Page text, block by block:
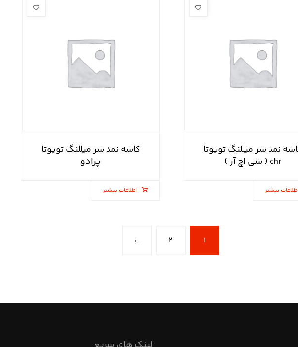
نمد سر میللنگ تویوتا
chr ( سی اچ آر )
اطلاعات بیشتر
کاسه نمد سر میللنگ تویوتا
پرادو
اطلاعات بیشتر
۱ ۲ ←